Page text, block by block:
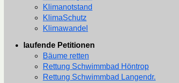
Klimanotstand
KlimaSchutz
Klimawandel
laufende Petitionen
Bäume retten
Rettung Schwimmbad Höntrop
Rettung Schwimmbad Langendr.